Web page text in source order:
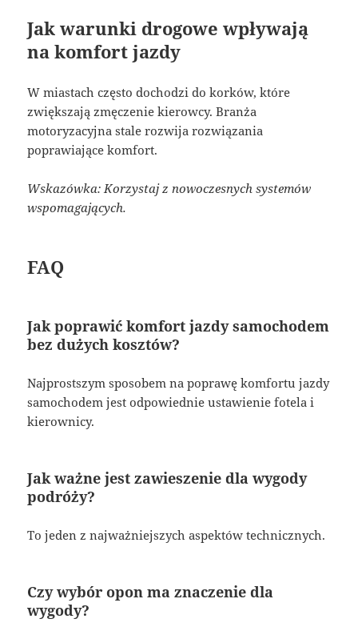
Jak warunki drogowe wpływają
na komfort jazdy
W miastach często dochodzi do korków, które
zwiększają zmęczenie kierowcy. Branża
motoryzacyjna stale rozwija rozwiązania
poprawiające komfort.
Wskazówka: Korzystaj z nowoczesnych systemów
wspomagających.
FAQ
Jak poprawić komfort jazdy samochodem
bez dużych kosztów?
Najprostszym sposobem na poprawę komfortu jazdy
samochodem jest odpowiednie ustawienie fotela i
kierownicy.
Jak ważne jest zawieszenie dla wygody
podróży?
To jeden z najważniejszych aspektów technicznych.
Czy wybór opon ma znaczenie dla
wygody?